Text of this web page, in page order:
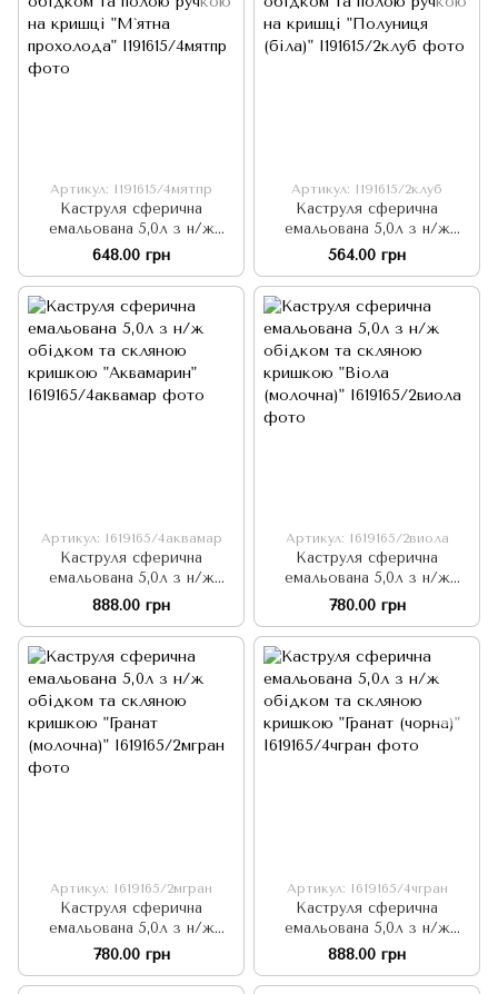
Артикул: I191615/4мятпр
Каструля сферична
емальована 5,0л з н/ж
обідком та полою ручкою
на кришці "М`ятна
прохолода"
648.00 грн
Артикул: I191615/2клуб
Каструля сферична
емальована 5,0л з н/ж
обідком та полою ручкою
на кришці "Полуниця (біла)"
564.00 грн
Артикул: I619165/4аквамар
Каструля сферична
емальована 5,0л з н/ж
обідком та скляною
кришкою "Аквамарин"
888.00 грн
Артикул: I619165/2виола
Каструля сферична
емальована 5,0л з н/ж
обідком та скляною
кришкою "Віола (молочна)"
780.00 грн
Артикул: I619165/2мгран
Каструля сферична
емальована 5,0л з н/ж
обідком та скляною
кришкою "Гранат (молочна)"
780.00 грн
Артикул: I619165/4чгран
Каструля сферична
емальована 5,0л з н/ж
обідком та скляною
кришкою "Гранат (чорна)"
888.00 грн